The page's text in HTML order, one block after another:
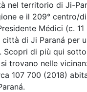
nel territorio di Ji-
e il 209° centro/
Médici (c.
città di Ji Paraná per
Scopri di più qui
trovano nelle
107 700 (2018)